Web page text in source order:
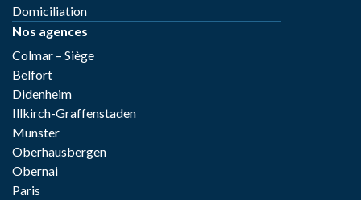
Domiciliation
Nos agences
Colmar – Siège
Belfort
Didenheim
Illkirch-Graffenstaden
Munster
Oberhausbergen
Obernai
Paris